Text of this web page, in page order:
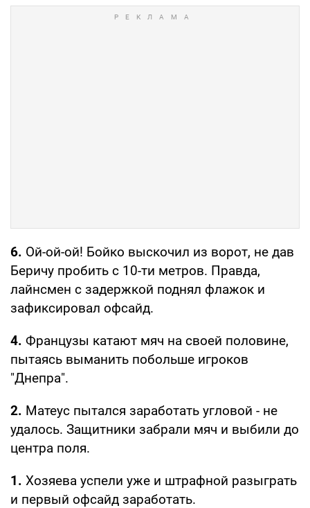
6. Ой-ой-ой! Бойко выскочил из ворот, не дав
Беричу пробить с 10-ти метров. Правда,
лайнсмен с задержкой поднял флажок и
зафиксировал офсайд.
4. Французы катают мяч на своей половине,
пытаясь выманить побольше игроков
"Днепра".
2. Матеус пытался заработать угловой - не
удалось. Защитники забрали мяч и выбили до
центра поля.
1. Хозяева успели уже и штрафной разыграть
и первый офсайд заработать.